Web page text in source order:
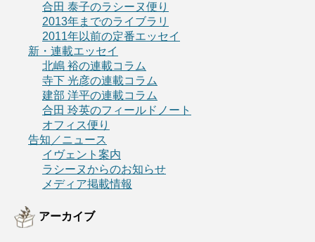
合田 泰子のラシーヌ便り
2013年までのライブラリ
2011年以前の定番エッセイ
新・連載エッセイ
北嶋 裕の連載コラム
寺下 光彦の連載コラム
建部 洋平の連載コラム
合田 玲英のフィールドノート
オフィス便り
告知／ニュース
イヴェント案内
ラシーヌからのお知らせ
メディア掲載情報
アーカイブ